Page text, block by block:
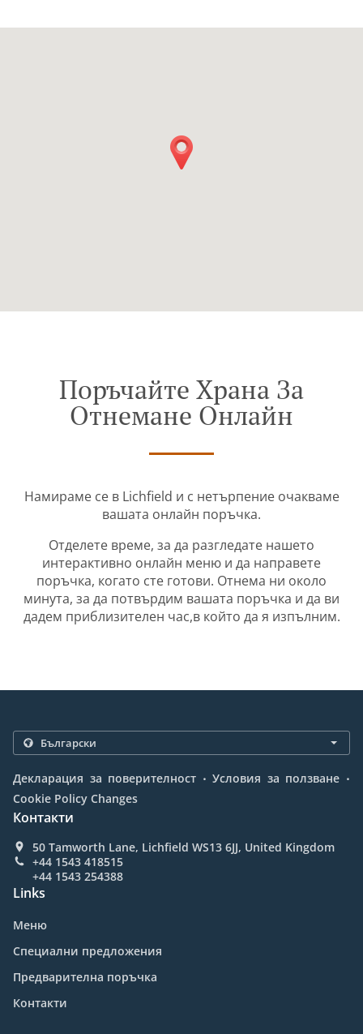
Поръчайте Храна За
Отнемане Онлайн
Намираме се в Lichfield и с нетърпение очакваме
вашата онлайн поръчка.
Отделете време, за да разгледате нашето
интерактивно онлайн меню и да направете
поръчка, когато сте готови. Отнема ни около
минута, за да потвърдим вашата поръчка и да ви
дадем приблизителен час,в който да я изпълним.
Декларация за поверителност . Условия за ползване .
Cookie Policy Changes
Контакти
50 Tamworth Lane, Lichfield WS13 6JJ, United Kingdom
+44 1543 418515
+44 1543 254388
Links
Меню
Специални предложения
Предварителна поръчка
Контакти